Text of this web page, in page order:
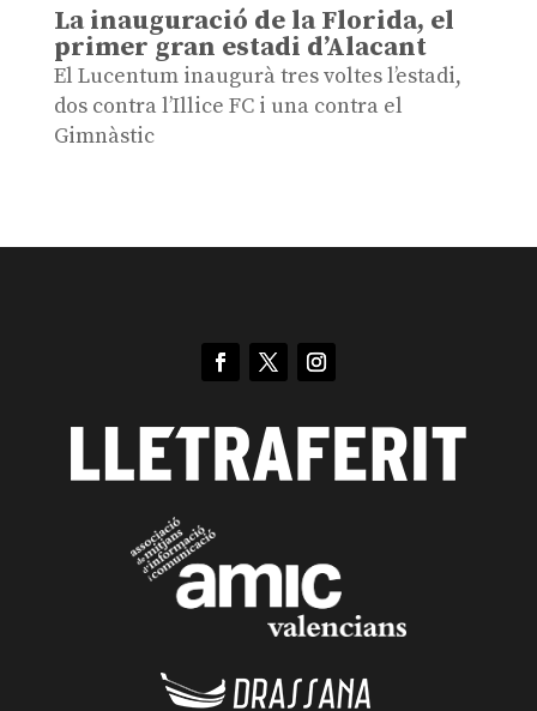
La inauguració de la Florida, el
primer gran estadi d’Alacant
El Lucentum inaugurà tres voltes l’estadi,
dos contra l’Illice FC i una contra el
Gimnàstic